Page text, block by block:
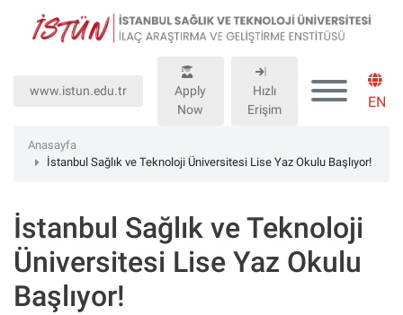
dikkat:
sitesinde,
destekleyen
sistemi
bulunur.
www.istun.edu.tr
Apply
Now
Hızlı
Erişim
EN
Anasayfa
İstanbul Sağlık ve Teknoloji Üniversitesi Lise Yaz Okulu Başlıyor!
İstanbul Sağlık ve Teknoloji
Üniversitesi Lise Yaz Okulu
Başlıyor!